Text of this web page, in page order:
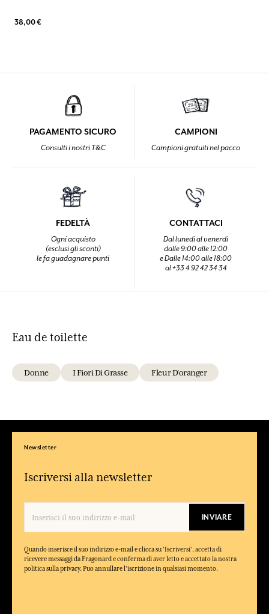
38,00 €
PAGAMENTO SICURO
Consulti i nostri T&C
CAMPIONI
Campioni gratuiti nel pacco
FEDELTÀ
Ogni acquisto
(esclusi gli sconti)
le fa guadagnare punti
CONTATTACI
Dal lunedi al venerdi
dalle 9:00 alle 12:00
e Dalle 14:00 alle 18:00
al +33 4 92 42 34 34
Eau de toilette
Donne I Fiori Di Grasse Fleur D'oranger
Newsletter
Iscriversi alla newsletter
INVIARE
Quando inserisce il suo indirizzo e-mail e clicca su 'Iscriversi', accetta di
ricevere messaggi da Fragonard e conferma di aver letto e accettato la nostra
politica sulla privacy. Puo annullare l'iscrizione in qualsiasi momento.